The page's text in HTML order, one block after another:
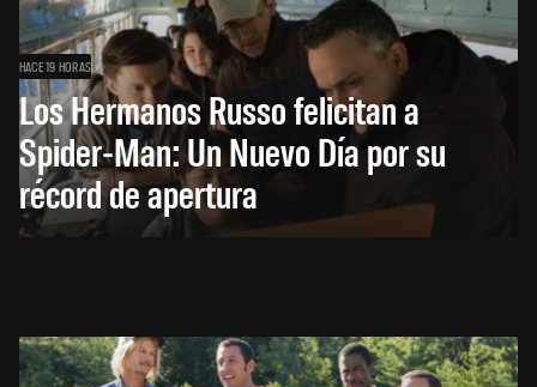
HACE 19 HORAS
Los Hermanos Russo felicitan a
Spider-Man: Un Nuevo Día por su
récord de apertura